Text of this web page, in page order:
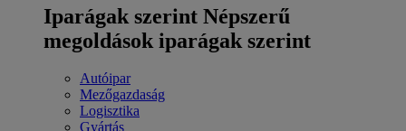
Iparágak szerint Népszerű
megoldások iparágak szerint
Autóipar
Mezőgazdaság
Logisztika
Gyártás